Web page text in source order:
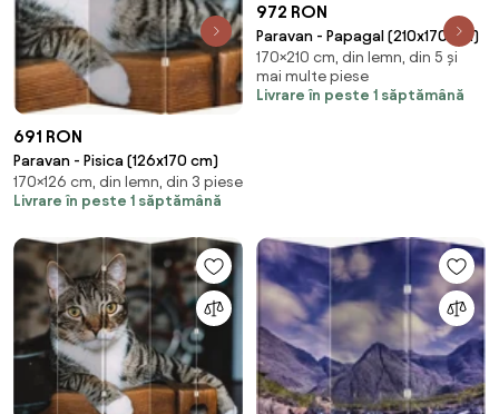
691 RON
Paravan - Pisica (126x170 cm)
170×126 cm, din lemn, din 3 piese
Livrare în peste 1 săptămână
972 RON
Paravan - Papagal (210x170 cm)
170×210 cm, din lemn, din 5 și
mai multe piese
Livrare în peste 1 săptămână